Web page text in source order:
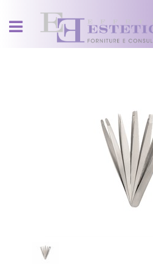
Open menu